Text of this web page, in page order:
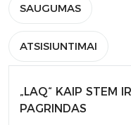
SAUGUMAS
ATSISIUNTIMAI
„LAQ“ KAIP STEM
PAGRINDAS